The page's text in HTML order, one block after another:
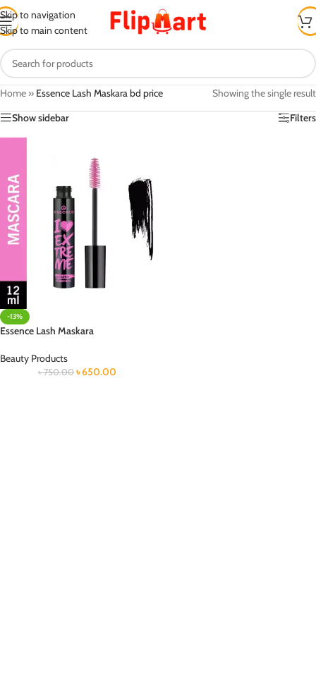
Skip to navigation
Skip to main content
Home » Essence Lash Maskara bd price
Showing the single result
Show sidebar
Filters
-13%
Essence Lash Maskara
Beauty Products
৳750.00 ৳650.00